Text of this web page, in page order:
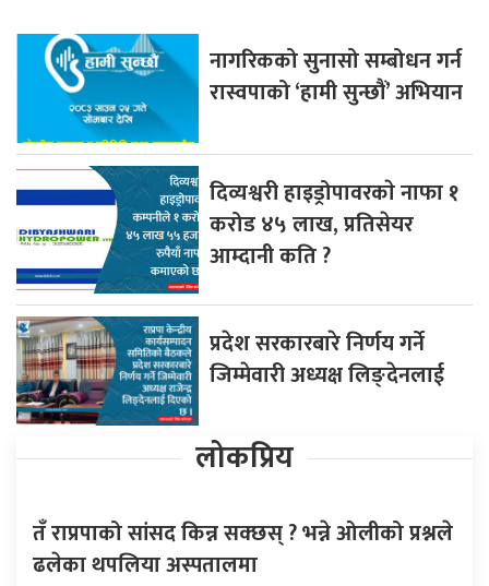
नागरिकको सुनासो सम्बोधन गर्न
रास्वपाको ‘हामी सुन्छौं’ अभियान
दिव्यश्वरी हाइड्रोपावरकाे नाफा १
करोड ४५ लाख, प्रतिसेयर
आम्दानी कति ?
प्रदेश सरकारबारे निर्णय गर्ने
जिम्मेवारी अध्यक्ष लिङ्देनलाई
लोकप्रिय
तँ राप्रपाको सांसद किन्न सक्छस् ? भन्ने ओलीको प्रश्नले
ढलेका थपलिया अस्पतालमा